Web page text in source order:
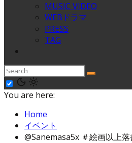
MUSIC VIDEO
WEBドラマ
PRESS
TAG
You are here:
Home
イベント
@Sanemasa5x ＃絵画以上